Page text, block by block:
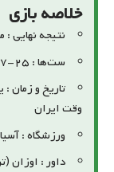
خلاصه بازی
نتیجه نهایی : مصر ۳ –
ست‌ها : ۲۵-۱۷، ۱۶-۲۵، ۲۵-۲۳، ۲۵-۲۰
وقت ایران
ورزشگاه : آسیا
داور : اوزان